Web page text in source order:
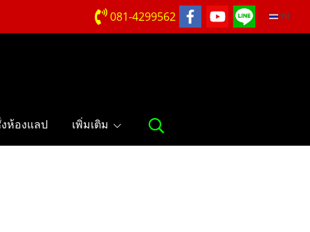
081-4299562 TH
ห้องแลป เพิ่มเติม